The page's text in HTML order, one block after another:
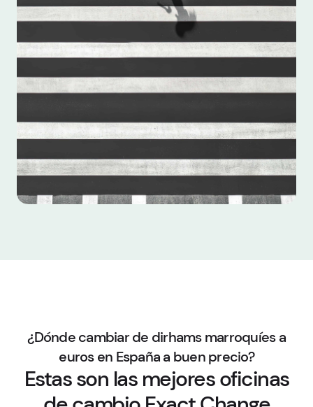
¿Dónde cambiar de dirhams marroquíes a
euros en España a buen precio?
Estas son las mejores oficinas